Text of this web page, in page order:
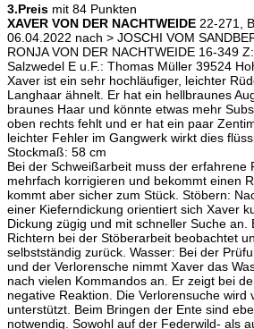
3.Preis mit 84 Punkten
XAVER VON DER NACHTWEIDE 22-271,
06.04.2022 nach > JOSCHI VOM
RONJA VON DER NACHTWEIDE 16-349
Salzwedel E u.F.: Thomas Müller 39524
Xaver ist ein sehr hochläufiger, leichter
Langhaar ähnelt. Er hat ein hellbraunes
braunes Haar und könnte etwas mehr
oben rechts fehlt und er hat ein paar
leichter Fehler im Gangwerk wirkt dies
Stockmaß: 58 cm
Bei der Schweißarbeit muss der erfahrene
mehrfach korrigieren und bekommt einen
kommt aber sicher zum Stück. Stöbern:
einer Kieferndickung orientiert sich Xaver
Dickung zügig und mit schneller Suche an.
Richtern bei der Stöberarbeit beobachtet
selbstständig zurück. Wasser: Bei der
und der Verlorensche nimmt Xaver das
nach vielen Kommandos an. Er zeigt bei
negative Reaktion. Die Verlorensuche wird
unterstützt. Beim Bringen der Ente sind
notwendig. Sowohl auf der Federwild- als